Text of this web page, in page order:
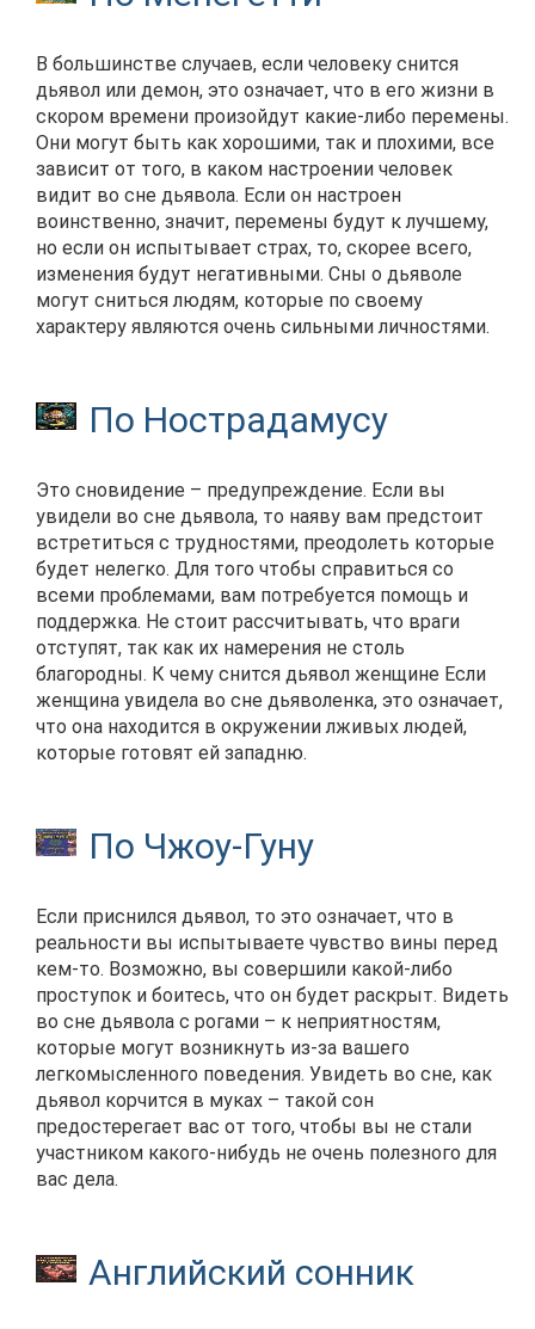
В большинстве случаев, если человеку снится
дьявол или демон, это означает, что в его жизни в
скором времени произойдут какие-либо перемены.
Они могут быть как хорошими, так и плохими, все
зависит от того, в каком настроении человек
видит во сне дьявола. Если он настроен
воинственно, значит, перемены будут к лучшему,
но если он испытывает страх, то, скорее всего,
изменения будут негативными. Сны о дьяволе
могут сниться людям, которые по своему
характеру являются очень сильными личностями.
По Нострадамусу
Это сновидение – предупреждение. Если вы
увидели во сне дьявола, то наяву вам предстоит
встретиться с трудностями, преодолеть которые
будет нелегко. Для того чтобы справиться со
всеми проблемами, вам потребуется помощь и
поддержка. Не стоит рассчитывать, что враги
отступят, так как их намерения не столь
благородны. К чему снится дьявол женщине Если
женщина увидела во сне дьяволенка, это означает,
что она находится в окружении лживых людей,
которые готовят ей западню.
По Чжоу-Гуну
Если приснился дьявол, то это означает, что в
реальности вы испытываете чувство вины перед
кем-то. Возможно, вы совершили какой-либо
проступок и боитесь, что он будет раскрыт. Видеть
во сне дьявола с рогами – к неприятностям,
которые могут возникнуть из-за вашего
легкомысленного поведения. Увидеть во сне, как
дьявол корчится в муках – такой сон
предостерегает вас от того, чтобы вы не стали
участником какого-нибудь не очень полезного для
вас дела.
Английский сонник